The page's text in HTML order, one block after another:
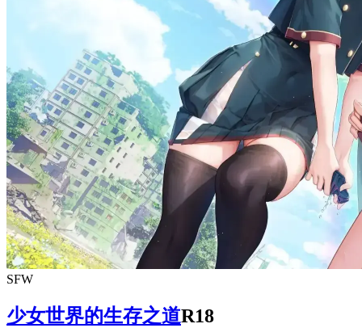
SFW
少女世界的生存之道R18